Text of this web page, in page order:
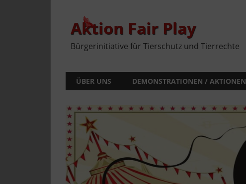
springenAktion Fair Play
Bürgerinitiative für Tierschutz und Tierrechte
ÜBER UNS DEMONSTRATIONEN / AKTIONEN